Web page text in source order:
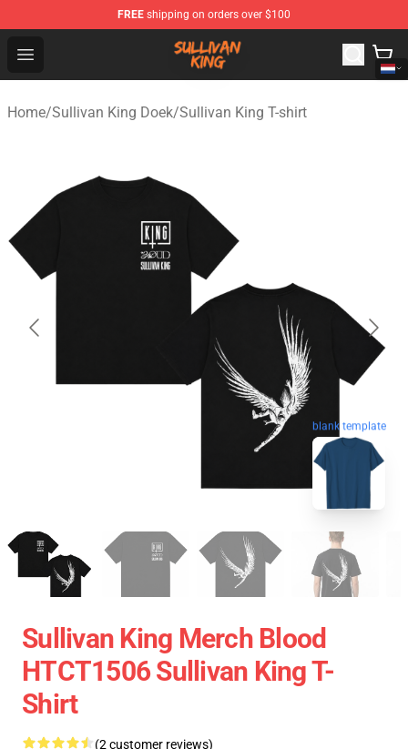
FREE shipping on orders over $100
Open menu
Sullivan King Shop - Official Sullivan King Merchandise
Home/Sullivan King Doek/Sullivan King T-shirt
blank template
Sullivan King Merch Blood
HTCT1506 Sullivan King T-
Shirt
(2 customer reviews)